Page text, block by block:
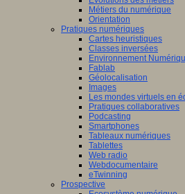
Métiers du numérique
Orientation
Pratiques numériques
Cartes heuristiques
Classes inversées
Environnement
Fablab
Géolocalisation
Images
Les mondes virtuels en
Pratiques collaboratives
Podcasting
Smartphones
Tableaux numériques
Tablettes
Web radio
Webdocumentaire
eTwinning
Prospective